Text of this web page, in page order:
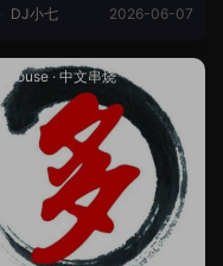
DJ小七 2026-06-07
House· 中文串烧